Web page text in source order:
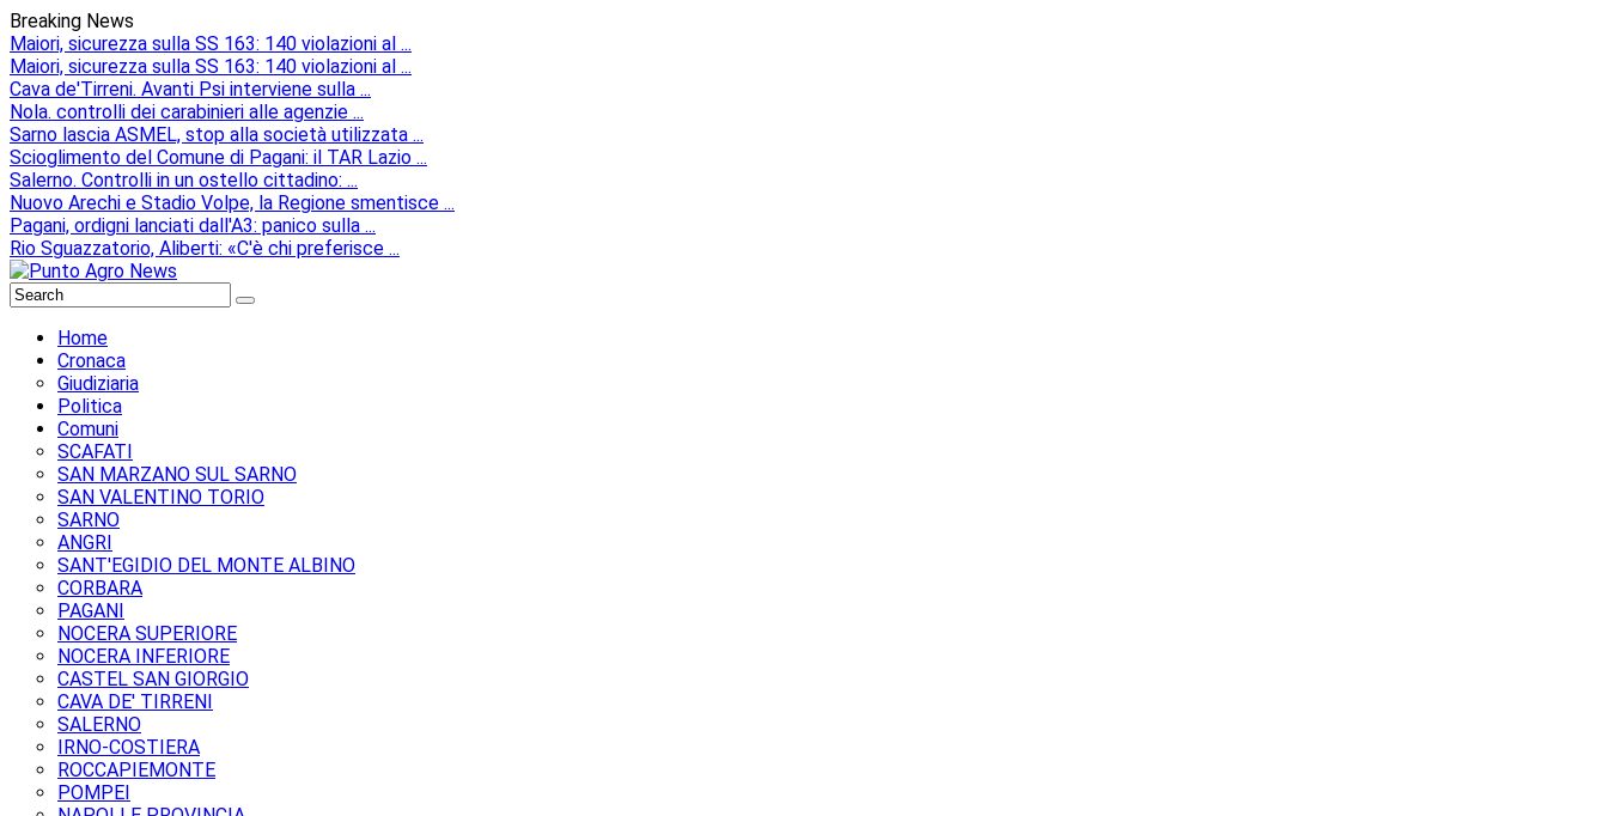
Breaking News
Maiori, sicurezza sulla SS 163: 140 violazioni al ...
Maiori, sicurezza sulla SS 163: 140 violazioni al ...
Cava de'Tirreni. Avanti Psi interviene sulla ...
Nola. controlli dei carabinieri alle agenzie ...
Sarno lascia ASMEL, stop alla società utilizzata ...
Scioglimento del Comune di Pagani: il TAR Lazio ...
Salerno. Controlli in un ostello cittadino: ...
Nuovo Arechi e Stadio Volpe, la Regione smentisce ...
Pagani, ordigni lanciati dall'A3: panico sulla ...
Rio Sguazzatorio, Aliberti: «C'è chi preferisce ...
Home
Cronaca
Giudiziaria
Politica
Comuni
SCAFATI
SAN MARZANO SUL SARNO
SAN VALENTINO TORIO
SARNO
ANGRI
SANT'EGIDIO DEL MONTE ALBINO
CORBARA
PAGANI
NOCERA SUPERIORE
NOCERA INFERIORE
CASTEL SAN GIORGIO
CAVA DE' TIRRENI
SALERNO
IRNO-COSTIERA
ROCCAPIEMONTE
POMPEI